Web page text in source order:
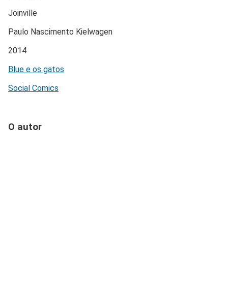
Joinville
Paulo Nascimento Kielwagen
2014
Blue e os gatos
Social Comics
O autor